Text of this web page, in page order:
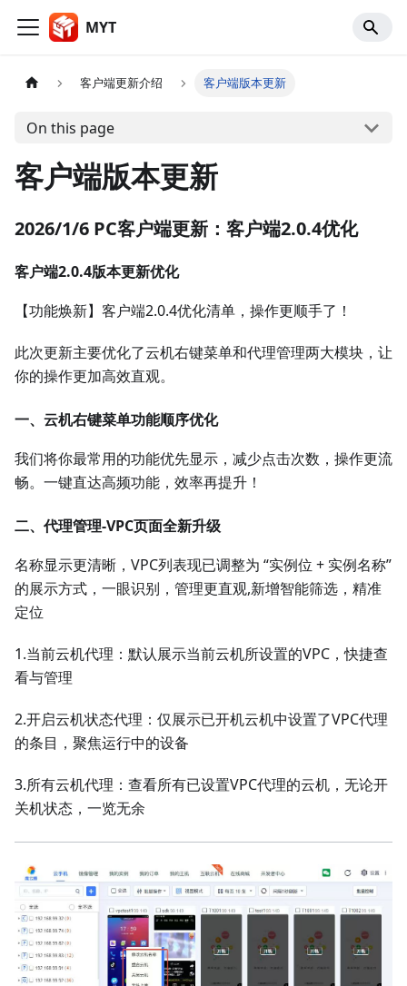
MYT
客户端更新介绍 客户端版本更新
On this page
客户端版本更新
2026/1/6 PC客户端更新：客户端2.0.4优化
客户端2.0.4版本更新优化
【功能焕新】客户端2.0.4优化清单，操作更顺手了！
此次更新主要优化了云机右键菜单和代理管理两大模块，让
你的操作更加高效直观。
一、云机右键菜单功能顺序优化
我们将你最常用的功能优先显示，减少点击次数，操作更流
畅。一键直达高频功能，效率再提升！
二、代理管理-VPC页面全新升级
名称显示更清晰，VPC列表现已调整为 “实例位 + 实例名称”
的展示方式，一眼识别，管理更直观,新增智能筛选，精准
定位
1.当前云机代理：默认展示当前云机所设置的VPC，快捷查
看与管理
2.开启云机状态代理：仅展示已开机云机中设置了VPC代理
的条目，聚焦运行中的设备
3.所有云机代理：查看所有已设置VPC代理的云机，无论开
关机状态，一览无余